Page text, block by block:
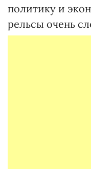
политику и
рельсы очень